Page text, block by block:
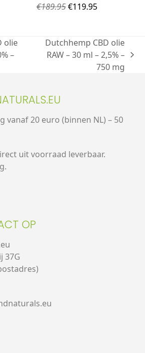
€189.95€119.95
olie
–
Dutchhemp CBD olie
RAW – 30 ml – 2,5% –
750 mg
vanaf 20 euro (binnen NL) – 50
uit voorraad leverbaar.
OP
37G